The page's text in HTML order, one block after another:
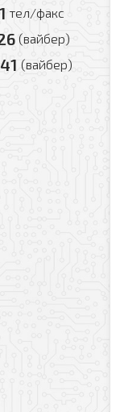
тел/факс
(вайбер)
(вайбер)